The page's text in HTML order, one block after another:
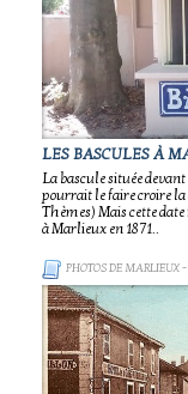
LES BASCULES À
La bascule située
pourrait le faire croire
Thèmes) Mais cette
à Marlieux en 1871..
PHOTOS DE MARLIEUX-